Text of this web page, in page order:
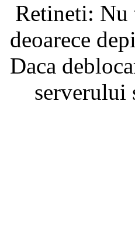
Retineti: Nu
deoarece
Daca
serverului